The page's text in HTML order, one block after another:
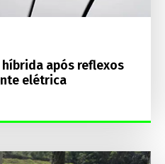
após reflexos
elétrica